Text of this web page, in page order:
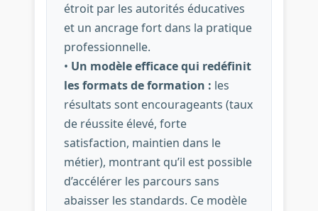
étroit par les autorités éducatives
et un ancrage fort dans la pratique
professionnelle.
• Un modèle efficace qui redéfinit
les formats de formation : les
résultats sont encourageants (taux
de réussite élevé, forte
satisfaction, maintien dans le
métier), montrant qu’il est possible
d’accélérer les parcours sans
abaisser les standards. Ce modèle